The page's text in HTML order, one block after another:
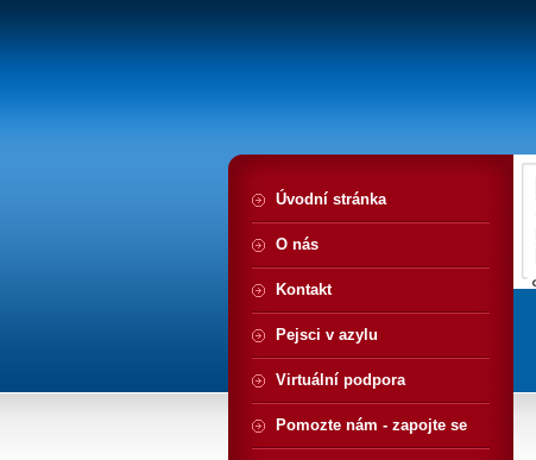
Úvodní stránka
O nás
Kontakt
Pejsci v azylu
Virtuální podpora
Pomozte nám - zapojte se